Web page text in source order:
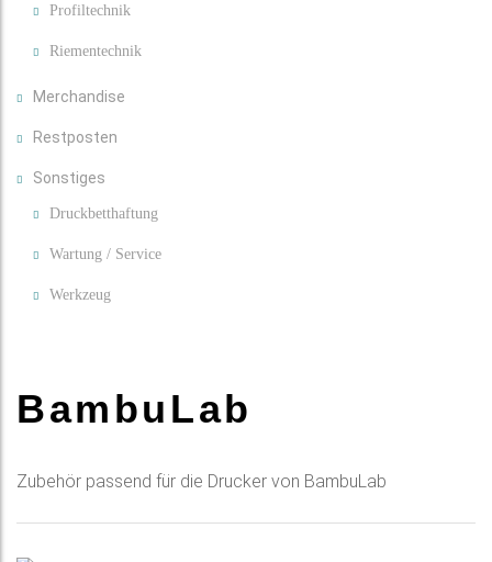
Profiltechnik
Riementechnik
Merchandise
Restposten
Sonstiges
Druckbetthaftung
Wartung / Service
Werkzeug
BambuLab
Zubehör passend für die Drucker von BambuLab